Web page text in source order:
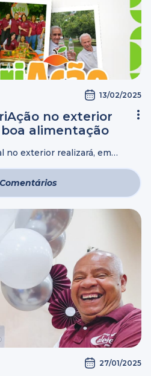
13/02/2025
no exterior
alimentação
no exterior realizará, em
e os cuidados com a
Comentários
27/01/2025